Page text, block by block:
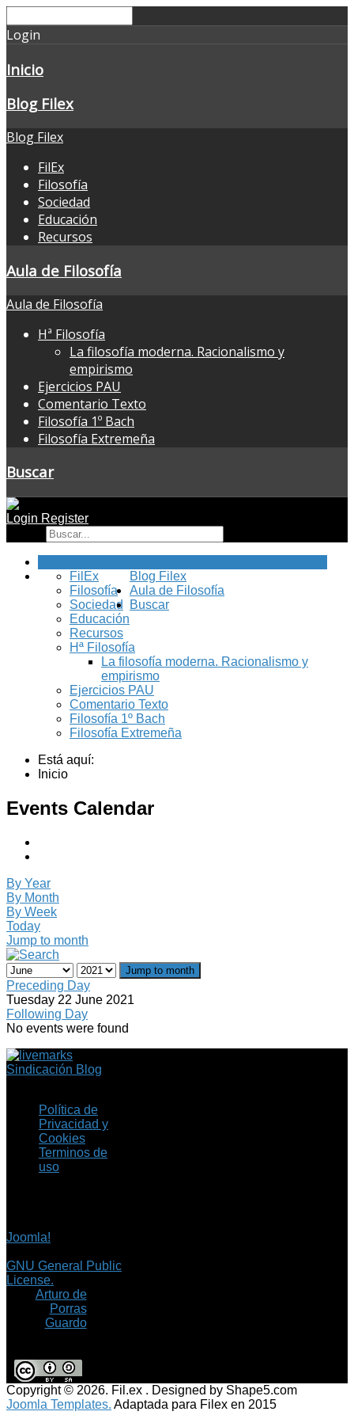
Login
Inicio
Blog Filex
Blog Filex
FilEx
Filosofía
Sociedad
Educación
Recursos
Aula de Filosofía
Aula de Filosofía
Hª Filosofía
La filosofía moderna. Racionalismo y
empirismo
Ejercicios PAU
Comentario Texto
Filosofía 1º Bach
Filosofía Extremeña
Buscar
Login Register
Blog Filex
FilEx
Filosofía
Sociedad
Educación
Recursos
Aula de Filosofía
Hª Filosofía
La filosofía moderna. Racionalismo y
empirismo
Ejercicios PAU
Comentario Texto
Filosofía 1º Bach
Filosofía Extremeña
Buscar
Está aquí:
Inicio
Events Calendar
By Year
By Month
By Week
Today
Jump to month
Jump to month
Preceding Day
Tuesday 22 June 2021
Following Day
No events were found
Sindicación Blog
Política de
Privacidad y
Cookies
Terminos de
uso
Joomla!
GNU General Public
License.
Arturo de
Porras
Guardo
Copyright © 2026. Fil.ex . Designed by Shape5.com
Joomla Templates. Adaptada para Filex en 2015